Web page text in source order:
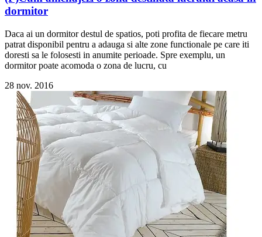
dormitor
Daca ai un dormitor destul de spatios, poti profita de fiecare metru
patrat disponibil pentru a adauga si alte zone functionale pe care iti
doresti sa le folosesti in anumite perioade. Spre exemplu, un
dormitor poate acomoda o zona de lucru, cu
28 nov. 2016